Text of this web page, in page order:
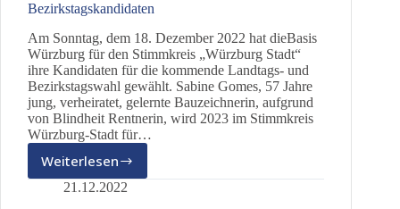
Bezirkstagskandidaten
Am Sonntag, dem 18. Dezember 2022 hat dieBasis
Würzburg für den Stimmkreis „Würzburg Stadt“
ihre Kandidaten für die kommende Landtags- und
Bezirkstagswahl gewählt. Sabine Gomes, 57 Jahre
jung, verheiratet, gelernte Bauzeichnerin, aufgrund
von Blindheit Rentnerin, wird 2023 im Stimmkreis
Würzburg-Stadt für…
Weiterlesen
dieBasis
Würzburg-
21.12.2022